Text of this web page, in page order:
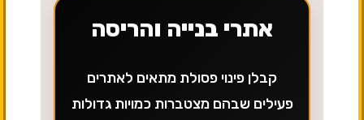
אתרי בנייה והריסה
קבלן פינוי פסולת מתאים לאתרים
פעילים שבהם מצטברות כמויות גדולות